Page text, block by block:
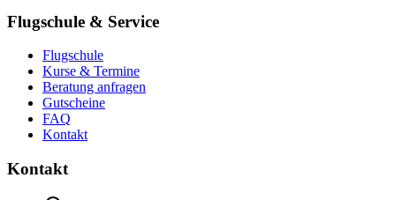
Flugschule & Service
Flugschule
Kurse & Termine
Beratung anfragen
Gutscheine
FAQ
Kontakt
Kontakt